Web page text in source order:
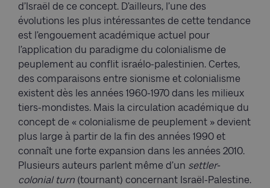
d’Israël de ce concept. D’ailleurs, l’une des
évolutions les plus intéressantes de cette tendance
est l’engouement académique actuel pour
l’application du paradigme du colonialisme de
peuplement au conflit israélo-palestinien. Certes,
des comparaisons entre sionisme et colonialisme
existent dès les années 1960-1970 dans les milieux
tiers-mondistes. Mais la circulation académique du
concept de « colonialisme de peuplement » devient
plus large à partir de la fin des années 1990 et
connaît une forte expansion dans les années 2010.
Plusieurs auteurs parlent même d’un settler-
colonial turn (tournant) concernant Israël-Palestine.